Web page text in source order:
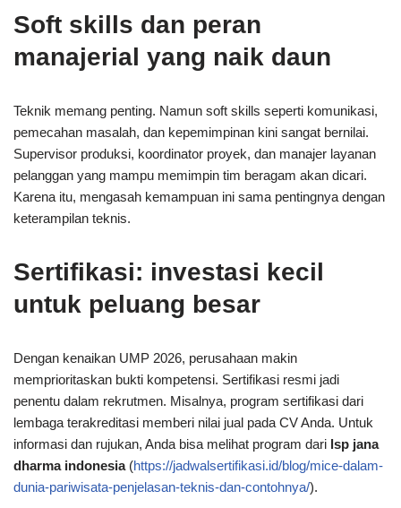
Soft skills dan peran
manajerial yang naik daun
Teknik memang penting. Namun soft skills seperti komunikasi,
pemecahan masalah, dan kepemimpinan kini sangat bernilai.
Supervisor produksi, koordinator proyek, dan manajer layanan
pelanggan yang mampu memimpin tim beragam akan dicari.
Karena itu, mengasah kemampuan ini sama pentingnya dengan
keterampilan teknis.
Sertifikasi: investasi kecil
untuk peluang besar
Dengan kenaikan UMP 2026, perusahaan makin
memprioritaskan bukti kompetensi. Sertifikasi resmi jadi
penentu dalam rekrutmen. Misalnya, program sertifikasi dari
lembaga terakreditasi memberi nilai jual pada CV Anda. Untuk
informasi dan rujukan, Anda bisa melihat program dari lsp jana
dharma indonesia(https://jadwalsertifikasi.id/blog/mice-dalam-
dunia-pariwisata-penjelasan-teknis-dan-contohnya/).